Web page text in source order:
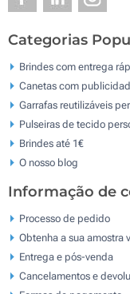
Categorias
Brindes com entrega
Canetas com
Garrafas reutilizáveis
Pulseiras de tecido
Brindes até 1€
O nosso blog
Informação de
Processo de pedido
Obtenha a sua amostra
Entrega e pós-venda
Cancelamentos e